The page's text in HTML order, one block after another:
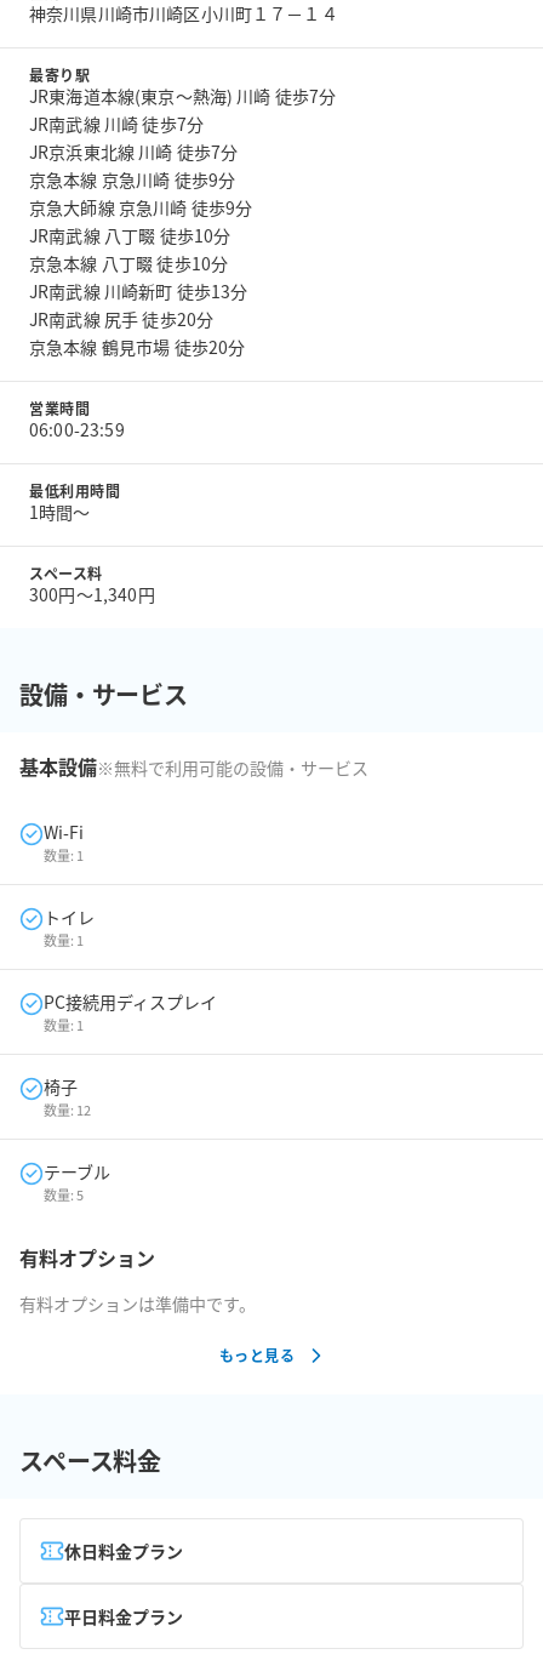
神奈川県川崎市川崎区小川町１７－１４
最寄り駅
JR東海道本線(東京～熱海) 川崎 徒歩7分
JR南武線 川崎 徒歩7分
JR京浜東北線 川崎 徒歩7分
京急本線 京急川崎 徒歩9分
京急大師線 京急川崎 徒歩9分
JR南武線 八丁畷 徒歩10分
京急本線 八丁畷 徒歩10分
JR南武線 川崎新町 徒歩13分
JR南武線 尻手 徒歩20分
京急本線 鶴見市場 徒歩20分
営業時間
06:00-23:59
最低利用時間
1時間〜
スペース料
300円〜1,340円
設備・サービス
基本設備※無料で利用可能の設備・サービス
Wi-Fi
数量: 1
トイレ
数量: 1
PC接続用ディスプレイ
数量: 1
椅子
数量: 12
テーブル
数量:5
有料オプション
有料オプションは準備中です。
もっと見る
スペース料金
休日料金プラン
平日料金プラン